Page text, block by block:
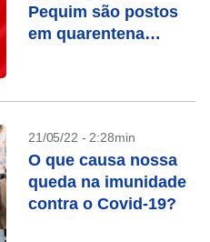
Pequim são postos
em quarentena
21/05/22 - 2:28min
O que causa nossa
queda na imunidade
contra o Covid-19?